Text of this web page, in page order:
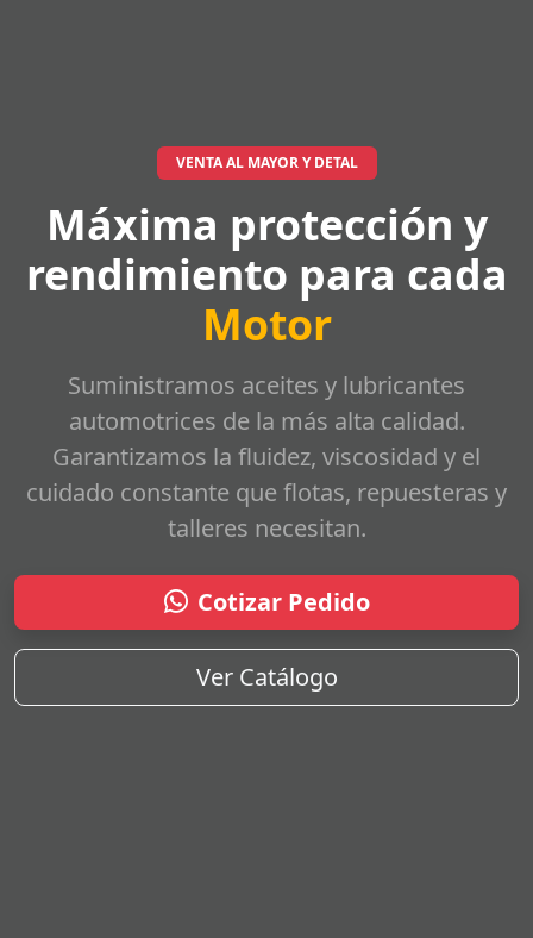
VENTA AL MAYOR Y DETAL
Máxima protección y
rendimiento para cada
Motor
Suministramos aceites y lubricantes
automotrices de la más alta calidad.
Garantizamos la fluidez, viscosidad y el
cuidado constante que flotas, repuesteras y
talleres necesitan.
Cotizar Pedido
Ver Catálogo